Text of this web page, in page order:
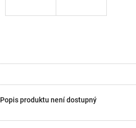
Popis produktu není dostupný